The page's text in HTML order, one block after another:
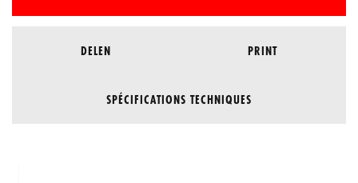
DELEN PRINT
SPÉCIFICATIONS TECHNIQUES